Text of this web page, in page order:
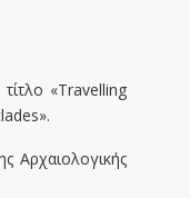
«Travelling
Αρχαιολογικής